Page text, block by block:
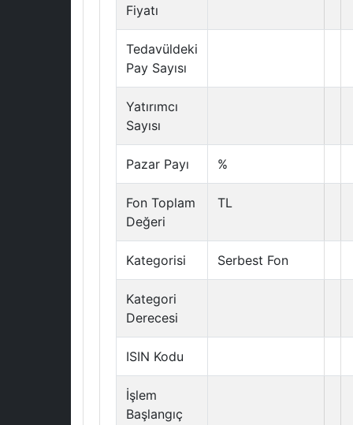
Fiyatı
Tedavüldeki
Pay Sayısı
Yatırımcı
Sayısı
Pazar Payı %
Fon Toplam
Değeri
TL
Kategorisi Serbest Fon
Kategori
Derecesi
ISIN Kodu
İşlem
Başlangıç